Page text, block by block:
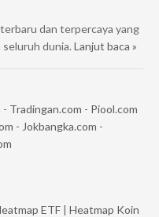
dan terpercaya yang
dunia. Lanjut baca »
- Tradingan.com - Piool.com
- Jokbangka.com -
ETF | Heatmap Koin